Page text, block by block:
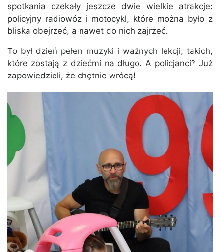
spotkania czekały jeszcze dwie wielkie atrakcje:
policyjny radiowóz i motocykl, które można było z
bliska obejrzeć, a nawet do nich zajrzeć.
To był dzień pełen muzyki i ważnych lekcji, takich,
które zostają z dziećmi na długo. A policjanci? Już
zapowiedzieli, że chętnie wrócą!